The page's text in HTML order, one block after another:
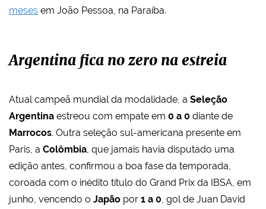
meses em João Pessoa, na Paraíba.
Argentina fica no zero na estreia
Atual campeã mundial da modalidade, a Seleção
Argentina estreou com empate em 0 a 0 diante de
Marrocos. Outra seleção sul-americana presente em
Paris, a Colômbia, que jamais havia disputado uma
edição antes, confirmou a boa fase da temporada,
coroada com o inédito título do Grand Prix da IBSA, em
junho, vencendo o Japão por 1 a 0, gol de Juan David